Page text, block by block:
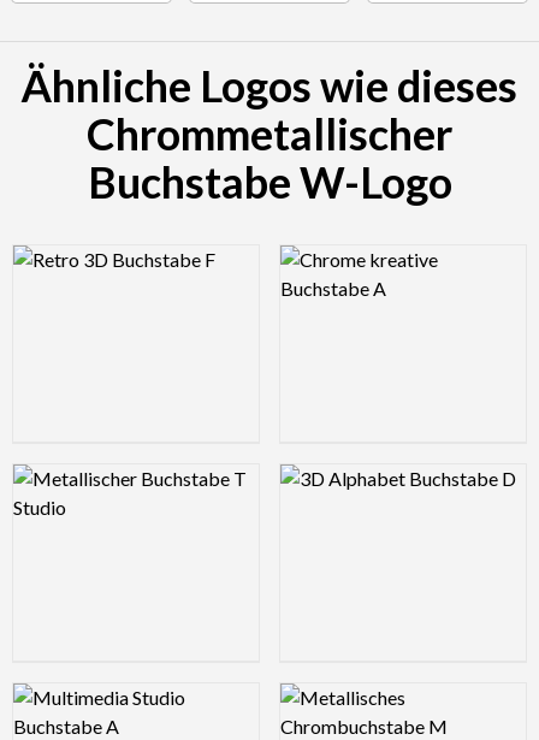
Ähnliche Logos wie dieses
Chrommetallischer
Buchstabe W-Logo
Logo Preview Image Logo Preview Image
Logo Preview Image Logo Preview Image
Logo Preview Image Logo Preview Image